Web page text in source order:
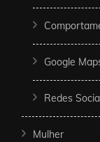
Google
Redes
Mulher